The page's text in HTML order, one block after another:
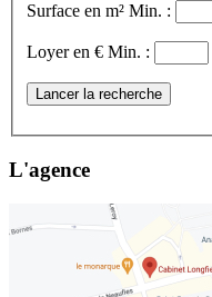
Surface en m² Min. :
Loyer en € Min. :
Lancer la recherche
L'agence